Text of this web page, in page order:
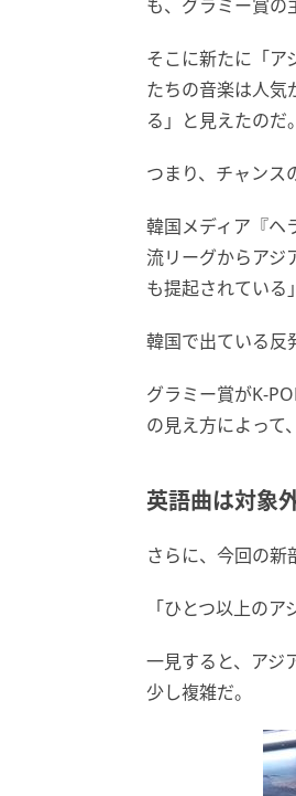
も、グラミー賞の
そこに新たに「ア
たちの音楽は人気
る」と見えたのだ。
つまり、チャンス
韓国メディア『ヘ
流リーグからアジ
も提起されている
韓国で出ている反
グラミー賞がK-
の見え方によって
英語曲は対象
さらに、今回の新
「ひとつ以上の
一見すると、アジ
少し複雑だ。